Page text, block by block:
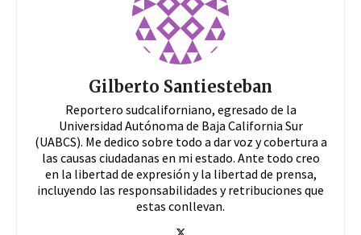
Gilberto Santiesteban
Reportero sudcaliforniano, egresado de la
Universidad Autónoma de Baja California Sur
(UABCS). Me dedico sobre todo a dar voz y cobertura a
las causas ciudadanas en mi estado. Ante todo creo
en la libertad de expresión y la libertad de prensa,
incluyendo las responsabilidades y retribuciones que
estas conllevan.